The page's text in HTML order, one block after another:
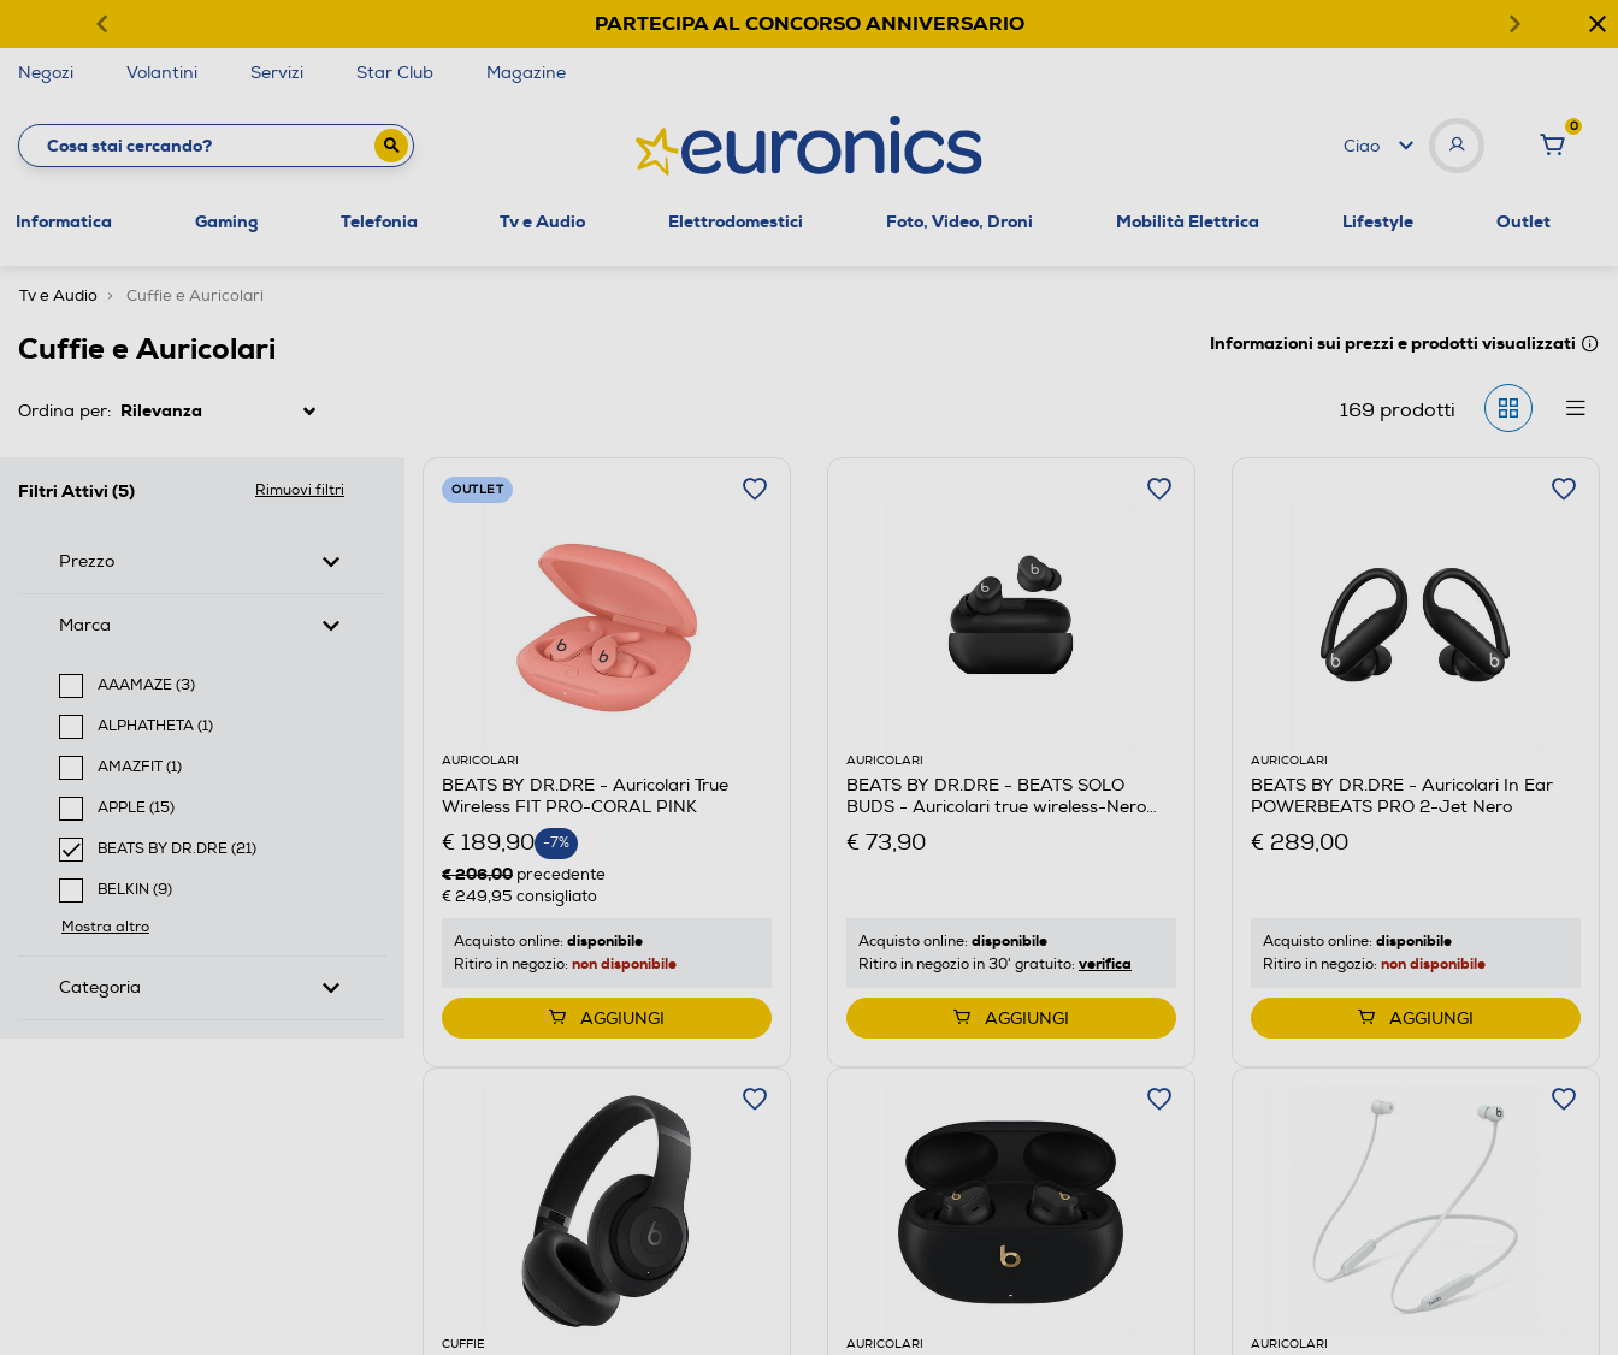
PARTECIPA AL CONCORSO ANNIVERSARIO
Negozi Volantini Servizi Star Club Magazine
Ciao
0
Informatica Gaming Telefonia Tv e Audio Elettrodomestici Foto, Video, Droni Mobilità Elettrica Lifestyle Outlet
Tv e Audio Cuffie e Auricolari
Cuffie e Auricolari Informazioni sui prezzi e prodotti visualizzati
Ordina per: 169 prodotti
Filtri Attivi (5) Rimuovi filtri
Prezzo
Marca
AAAMAZE (3)
Filtra per Marca: AAAMAZE
ALPHATHETA (1)
Filtra per Marca: ALPHATHETA
AMAZFIT (1)
Filtra per Marca: AMAZFIT
APPLE (15)
Filtra per Marca: APPLE
BEATS BY DR.DRE (21)
selected Filtro applicato per Marca: BEATS BY DR.DRE
BELKIN (9)
Filtra per Marca: BELKIN
Mostra altro
Categoria
OUTLET
AURICOLARI
BEATS BY DR.DRE - Auricolari True
Wireless FIT PRO-CORAL PINK
€ 189,90 -7%
€ 206,00 precedente
€ 249,95 consigliato
Acquisto online: disponibile
Ritiro in negozio: non disponibile
AGGIUNGI
AURICOLARI
BEATS BY DR.DRE - BEATS SOLO
BUDS - Auricolari true wireless-Nero
€ 73,90
Acquisto online: disponibile
Ritiro in negozio in 30' gratuito: verifica
AGGIUNGI
AURICOLARI
BEATS BY DR.DRE - Auricolari In Ear
POWERBEATS PRO 2-Jet Nero
€ 289,00
Acquisto online: disponibile
Ritiro in negozio: non disponibile
AGGIUNGI
CUFFIE AURICOLARI AURICOLARI